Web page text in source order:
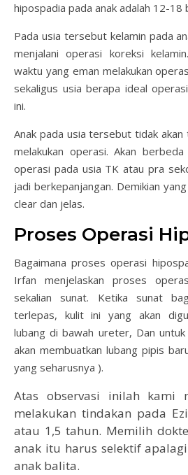
hipospadia pada anak adalah 12-18
Pada usia tersebut kelamin pada
menjalani operasi koreksi
waktu yang eman melakukan
sekaligus usia berapa ideal
ini.
Anak pada usia tersebut tidak
melakukan operasi. Akan
operasi pada usia TK atau pra
jadi berkepanjangan. Demikian
clear dan jelas.
Proses Operasi
Bagaimana proses operasi
Irfan menjelaskan proses
sekalian sunat. Ketika sunat
terlepas, kulit ini yang akan
lubang di bawah ureter, Dan
akan membuatkan lubang pipis
yang seharusnya ).
Atas observasi inilah kami
melakukan tindakan pada
atau 1,5 tahun. Memilih
anak itu harus selektif
anak balita.